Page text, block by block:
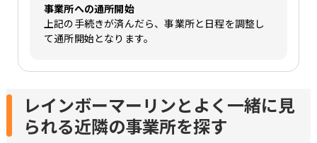
事業所への通所開始
上記の手続きが済んだら、事業所と日程を調整し
て通所開始となります。
レインボーマーリンとよく一緒に見
られる近隣の事業所を探す